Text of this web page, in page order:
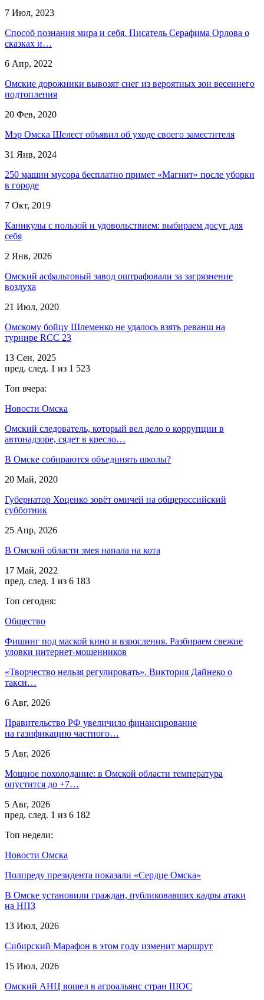
7 Июл, 2023
Способ познания мира и себя. Писатель Серафима Орлова о
сказках и…
6 Апр, 2022
Омские дорожники вывозят снег из вероятных зон весеннего
подтопления
20 Фев, 2020
Мэр Омска Шелест объявил об уходе своего заместителя
31 Янв, 2024
250 машин мусора бесплатно примет «Магнит» после уборки
в городе
7 Окт, 2019
Каникулы с пользой и удовольствием: выбираем досуг для
себя
2 Янв, 2026
Омский асфальтовый завод оштрафовали за загрязнение
воздуха
21 Июл, 2020
Омскому бойцу Шлеменко не удалось взять реванш на
турнире RCC 23
13 Сен, 2025
пред. след. 1 из 1 523
Топ вчера:
Новости Омска
Омский следователь, который вел дело о коррупции в
автонадзоре, сядет в кресло…
В Омске собираются объединять школы?
20 Май, 2020
Губернатор Хоценко зовёт омичей на общероссийский
субботник
25 Апр, 2026
В Омской области змея напала на кота
17 Май, 2022
пред. след. 1 из 6 183
Топ сегодня:
Общество
Фишинг под маской кино и взросления. Разбираем свежие
уловки интернет-мошенников
«Творчество нельзя регулировать». Виктория Дайнеко о
такси…
6 Авг, 2026
Правительство РФ увеличило финансирование
на газификацию частного…
5 Авг, 2026
Мощное похолодание: в Омской области температура
опустится до +7…
5 Авг, 2026
пред. след. 1 из 6 182
Топ недели:
Новости Омска
Полпреду президента показали «Сердце Омска»
В Омске установили граждан, публиковавших кадры атаки
на НПЗ
13 Июл, 2026
Сибирский Марафон в этом году изменит маршрут
15 Июл, 2026
Омский АНЦ вошел в агроальянс стран ШОС